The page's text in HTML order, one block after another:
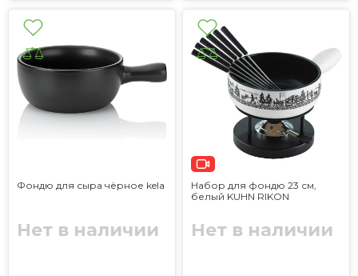
Фондю для сыра чёрное kela
Нет в наличии
Набор для фондю 23 см,
белый KUHN RIKON
Нет в наличии